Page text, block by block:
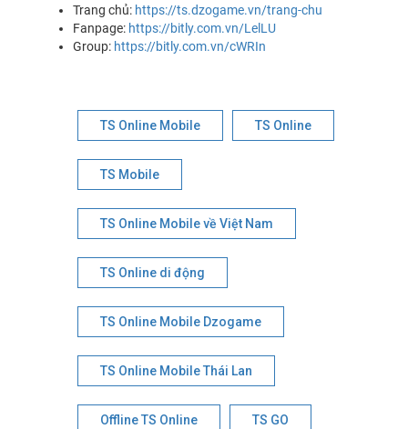
Trang chủ: https://ts.dzogame.vn/trang-chu
Fanpage: https://bitly.com.vn/LelLU
Group: https://bitly.com.vn/cWRIn
TS Online Mobile TS Online
TS Mobile
TS Online Mobile về Việt Nam
TS Online di động
TS Online Mobile Dzogame
TS Online Mobile Thái Lan
Offline TS Online TS GO